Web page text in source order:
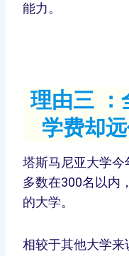
能力。
理由三 ：
学费却
塔斯马尼亚大学今
多数在300名以内
的大学。
相较于其他大学